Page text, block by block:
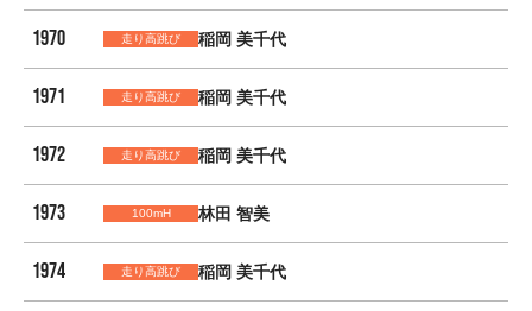
1970 走り高跳び 稲岡 美千代
1971 走り高跳び 稲岡 美千代
1972 走り高跳び 稲岡 美千代
1973 100mH 林田 智美
1974 走り高跳び 稲岡 美千代